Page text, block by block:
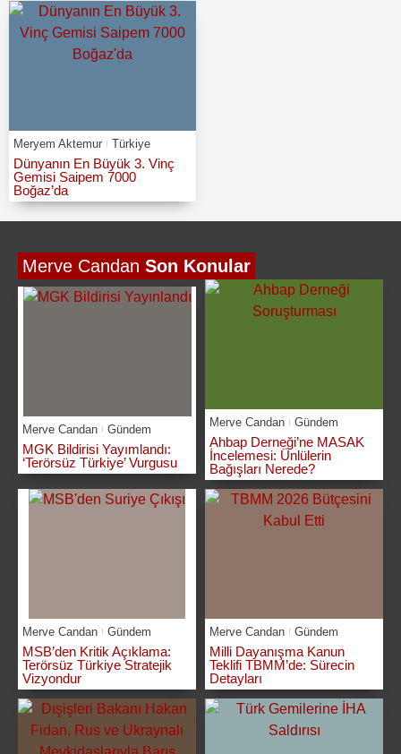
Meryem Aktemur Türkiye
Dünyanın En Büyük 3. Vinç
Gemisi Saipem 7000
Boğaz’da
Merve Candan Son Konular
Merve Candan Gündem
MGK Bildirisi Yayımlandı:
‘Terörsüz Türkiye’ Vurgusu
Merve Candan Gündem
Ahbap Derneği’ne MASAK
İncelemesi: Ünlülerin
Bağışları Nerede?
Merve Candan Gündem
MSB’den Kritik Açıklama:
Terörsüz Türkiye Stratejik
Vizyondur
Merve Candan Gündem
Milli Dayanışma Kanun
Teklifi TBMM’de: Sürecin
Detayları